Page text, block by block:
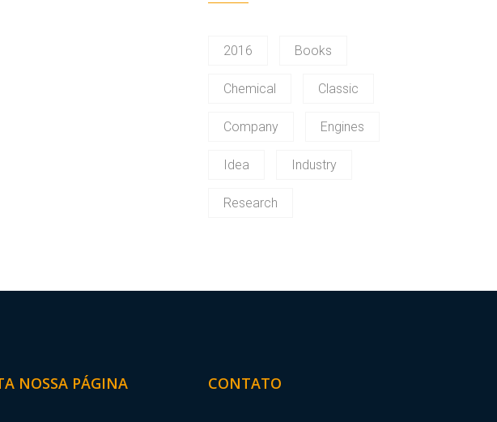
2016 Books
Chemical Classic
Company Engines
Idea Industry
Research
NOSSA PÁGINA CONTATO